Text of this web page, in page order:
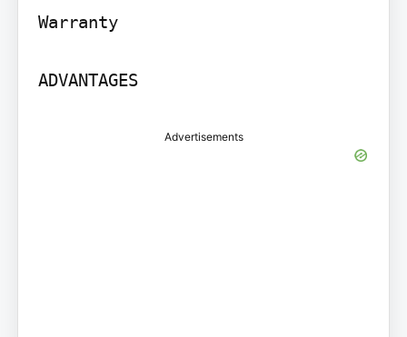
Warranty
ADVANTAGES
Advertisements